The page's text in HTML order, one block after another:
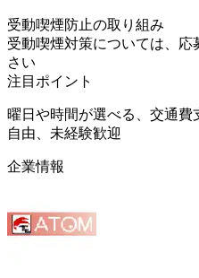
受動喫煙防止の取り組み
受動喫煙対策については、
さい
注目ポイント
曜日や時間が選べる、交通
自由、未経験歓迎
企業情報